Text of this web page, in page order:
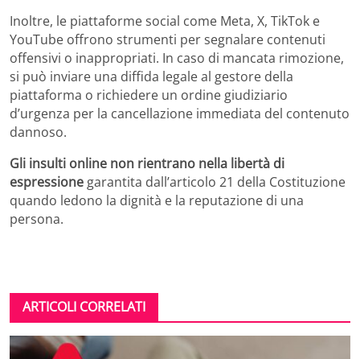
Inoltre, le piattaforme social come Meta, X, TikTok e
YouTube offrono strumenti per segnalare contenuti
offensivi o inappropriati. In caso di mancata rimozione,
si può inviare una diffida legale al gestore della
piattaforma o richiedere un ordine giudiziario
d’urgenza per la cancellazione immediata del contenuto
dannoso.
Gli insulti online non rientrano nella libertà di
espressione garantita dall’articolo 21 della Costituzione
quando ledono la dignità e la reputazione di una
persona.
ARTICOLI CORRELATI